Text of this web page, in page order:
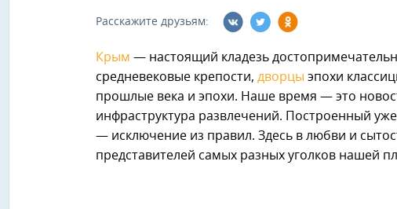
Расскажите друзьям:
Крым — настоящий кладезь
средневековые крепости, дворцы эпохи
прошлые века и эпохи. Наше время — это
инфраструктура развлечений. Построенный
— исключение из правил. Здесь в любви и
представителей самых разных уголков нашей